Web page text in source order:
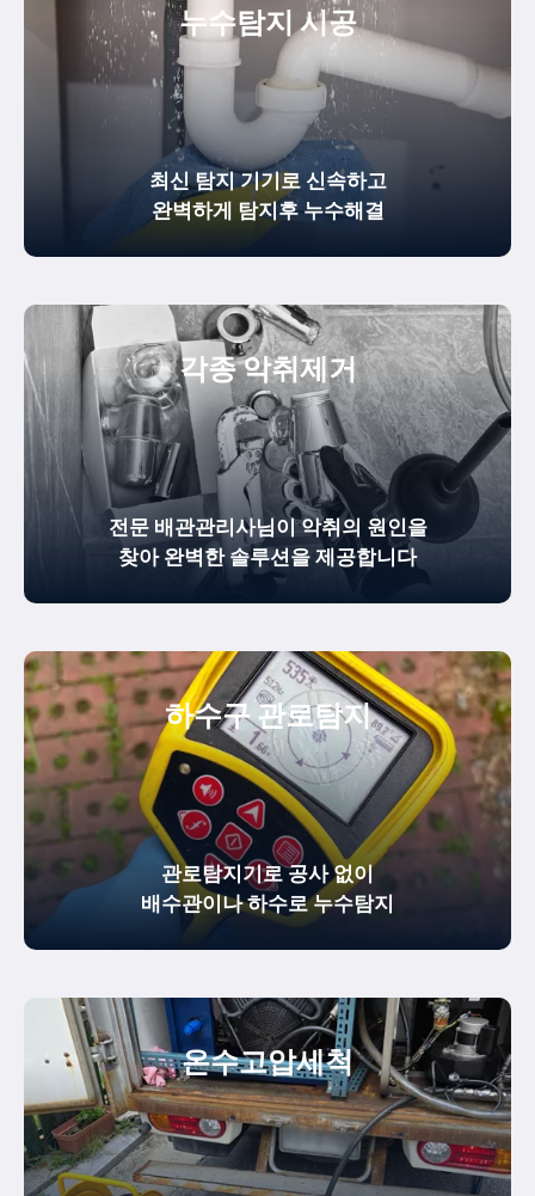
누수탐지 시공
최신 탐지 기기로 신속하고
완벽하게 탐지후 누수해결
각종 악취제거
전문 배관관리사님이 악취의 원인을
찾아 완벽한 솔루션을 제공합니다
하수구 관로탐지
관로탐지기로 공사 없이
배수관이나 하수로 누수탐지
온수고압세척